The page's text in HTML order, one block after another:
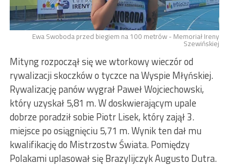
Ewa Swoboda przed biegiem na 100 metrów - Memoriał Ireny
Szewińskiej
Mityng rozpoczął się we wtorkowy wieczór od
rywalizacji skoczków o tyczce na Wyspie Młyńskiej.
Rywalizację panów wygrał Paweł Wojciechowski,
który uzyskał 5,81 m. W doskwierającym upale
dobrze poradził sobie Piotr Lisek, który zajął 3.
miejsce po osiągnięciu 5,71 m. Wynik ten dał mu
kwalifikację do Mistrzostw Świata. Pomiędzy
Polakami uplasował się Brazylijczyk Augusto Dutra.